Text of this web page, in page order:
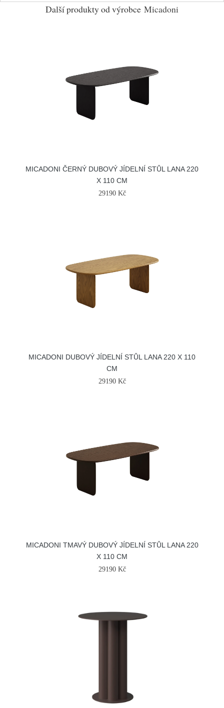
Další produkty od výrobce Micadoni
MICADONI ČERNÝ DUBOVÝ JÍDELNÍ STŮL LANA 220
X 110 CM
29190 Kč
MICADONI DUBOVÝ JÍDELNÍ STŮL LANA 220 X 110
CM
29190 Kč
MICADONI TMAVÝ DUBOVÝ JÍDELNÍ STŮL LANA 220
X 110 CM
29190 Kč